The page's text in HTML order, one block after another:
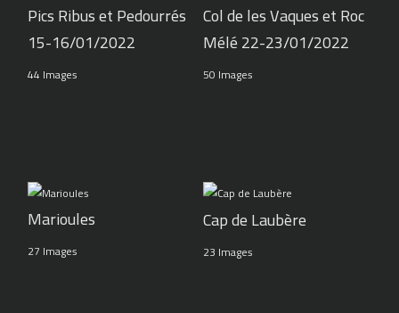
Pics Ribus et Pedourrés
15-16/01/2022
44 Images
Col de les Vaques et Roc
Mélé 22-23/01/2022
50 Images
Marioules
27 Images
Cap de Laubère
23 Images